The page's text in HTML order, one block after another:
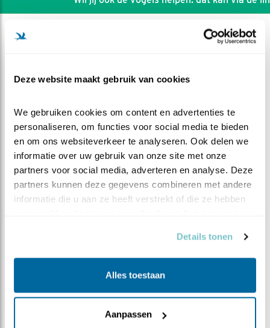
Deze website maakt gebruik van cookies
We gebruiken cookies om content en advertenties te
personaliseren, om functies voor social media te bieden
en om ons websiteverkeer te analyseren. Ook delen we
informatie over uw gebruik van onze site met onze
partners voor social media, adverteren en analyse. Deze
partners kunnen deze gegevens combineren met andere
informatie die u aan ze heeft verstrekt of die ze hebben
Details tonen
Alles toestaan
Aanpassen
DEEL DIT FILMPJE
Ed Hoogkamer | Geplaatst op 15 juni 2022, 10:35 |
Als er een boom valt in het bos